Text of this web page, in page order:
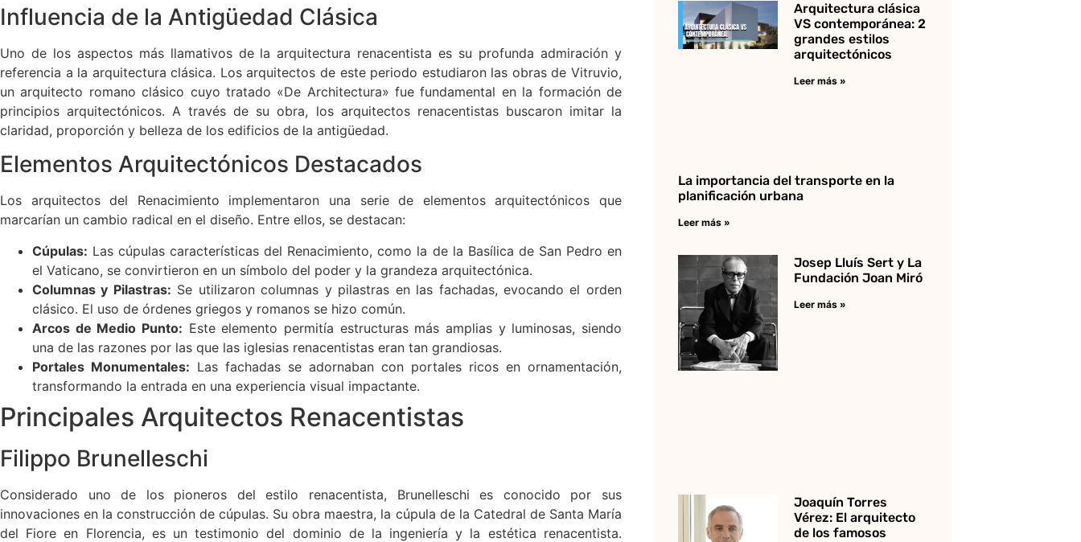
Influencia de la Antigüedad Clásica
Uno de los aspectos más llamativos de la arquitectura renacentista es su profunda admiración y
referencia a la arquitectura clásica. Los arquitectos de este periodo estudiaron las obras de Vitruvio,
un arquitecto romano clásico cuyo tratado «De Architectura» fue fundamental en la formación de
principios arquitectónicos. A través de su obra, los arquitectos renacentistas buscaron imitar la
claridad, proporción y belleza de los edificios de la antigüedad.
Elementos Arquitectónicos Destacados
Los arquitectos del Renacimiento implementaron una serie de elementos arquitectónicos que
marcarían un cambio radical en el diseño. Entre ellos, se destacan:
Cúpulas: Las cúpulas características del Renacimiento, como la de la Basílica de San Pedro en
el Vaticano, se convirtieron en un símbolo del poder y la grandeza arquitectónica.
Columnas y Pilastras: Se utilizaron columnas y pilastras en las fachadas, evocando el orden
clásico. El uso de órdenes griegos y romanos se hizo común.
Arcos de Medio Punto: Este elemento permitía estructuras más amplias y luminosas, siendo
una de las razones por las que las iglesias renacentistas eran tan grandiosas.
Portales Monumentales: Las fachadas se adornaban con portales ricos en ornamentación,
transformando la entrada en una experiencia visual impactante.
Principales Arquitectos Renacentistas
Filippo Brunelleschi
Considerado uno de los pioneros del estilo renacentista, Brunelleschi es conocido por sus
innovaciones en la construcción de cúpulas. Su obra maestra, la cúpula de la Catedral de Santa María
del Fiore en Florencia, es un testimonio del dominio de la ingeniería y la estética renacentista.
Arquitectura clásica
VS contemporánea: 2
grandes estilos
arquitectónicos
Leer más »
La importancia del transporte en la
planificación urbana
Leer más »
Josep Lluís Sert y La
Fundación Joan Miró
Leer más »
Joaquín Torres
Vérez: El arquitecto
de los famosos